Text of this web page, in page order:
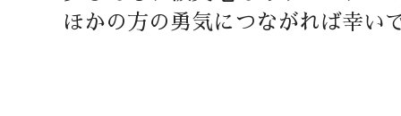
ほかの方の勇気につながれば幸